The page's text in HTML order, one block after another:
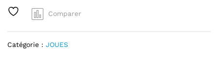
Comparer
Catégorie : JOUES